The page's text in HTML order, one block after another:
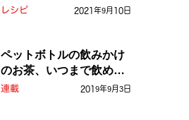
レシピ 2021年9月10日
ペットボトルの飲みかけ
のお茶、いつまで飲め
る？
連載 2019年9月3日